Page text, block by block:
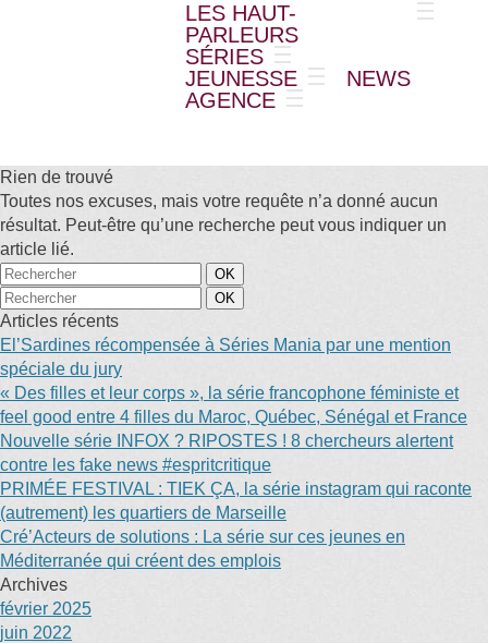
LES HAUT-
PARLEURS
SÉRIES
JEUNESSE
NEWS
AGENCE
Rien de trouvé
Toutes nos excuses, mais votre requête n’a donné aucun
résultat. Peut-être qu’une recherche peut vous indiquer un
article lié.
Articles récents
El’Sardines récompensée à Séries Mania par une mention
spéciale du jury
« Des filles et leur corps », la série francophone féministe et
feel good entre 4 filles du Maroc, Québec, Sénégal et France
Nouvelle série INFOX ? RIPOSTES ! 8 chercheurs alertent
contre les fake news #espritcritique
PRIMÉE FESTIVAL : TIEK ÇA, la série instagram qui raconte
(autrement) les quartiers de Marseille
Cré’Acteurs de solutions : La série sur ces jeunes en
Méditerranée qui créent des emplois
Archives
février 2025
juin 2022